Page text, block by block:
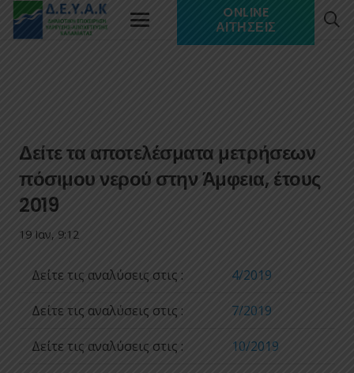
ONLINE
ΑΙΤΉΣΕΙΣ
Δείτε τα αποτελέσματα μετρήσεων
πόσιμου νερού στην Άμφεια, έτους
2019
19 Ιαν, 9:12
Δείτε τις αναλύσεις στις : 4/2019
Δείτε τις αναλύσεις στις : 7/2019
Δείτε τις αναλύσεις στις : 10/2019